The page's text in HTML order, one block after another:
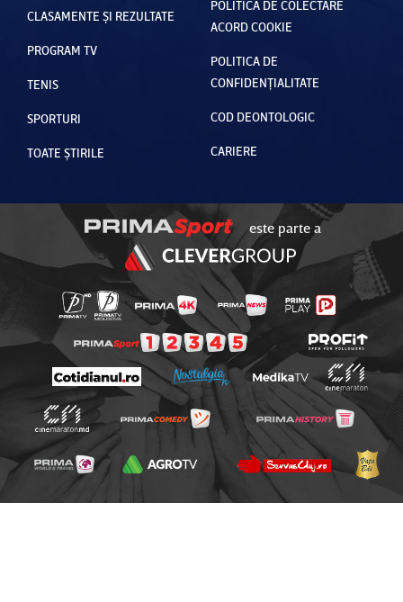
CLASAMENTE ȘI REZULTATE
PROGRAM TV
TENIS
SPORTURI
TOATE ȘTIRILE
POLITICA DE COLECTARE
ACORD COOKIE
POLITICA DE
CONFIDENȚIALITATE
COD DEONTOLOGIC
CARIERE
este parte a